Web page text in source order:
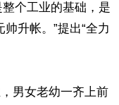
个工业的基础，是
升帐。”提出“全力
男女老幼一齐上前